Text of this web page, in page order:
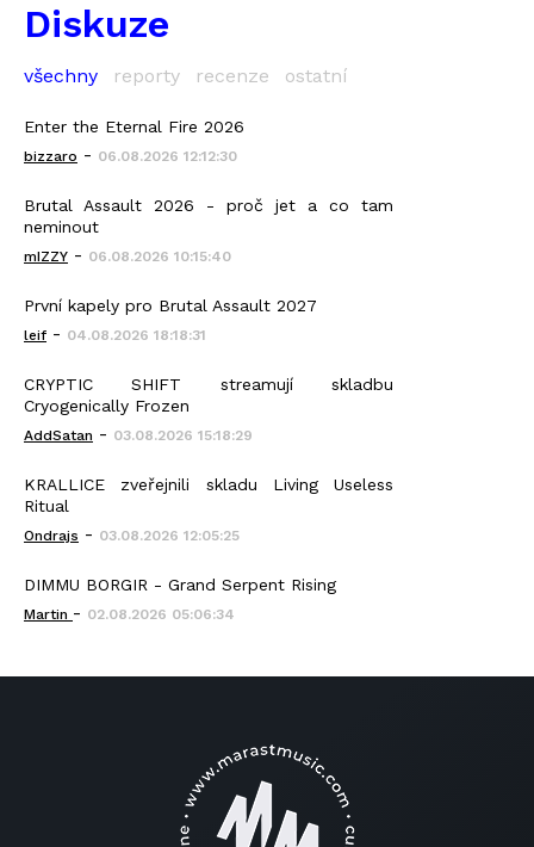
Diskuze
všechny reporty recenze ostatní
Enter the Eternal Fire 2026
bizzaro - 06.08.2026 12:12:30
Brutal Assault 2026 - proč jet a co tam
neminout
mIZZY - 06.08.2026 10:15:40
První kapely pro Brutal Assault 2027
leif - 04.08.2026 18:18:31
CRYPTIC SHIFT streamují skladbu
Cryogenically Frozen
AddSatan - 03.08.2026 15:18:29
KRALLICE zveřejnili skladu Living Useless
Ritual
Ondrajs - 03.08.2026 12:05:25
DIMMU BORGIR - Grand Serpent Rising
Martin - 02.08.2026 05:06:34